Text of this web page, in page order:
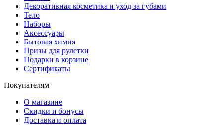
Декоративная косметика и уход за губами
Тело
Наборы
Аксессуары
Бытовая химия
Призы для рулетки
Подарки в корзине
Сертификаты
Покупателям
О магазине
Скидки и бонусы
Доставка и оплата